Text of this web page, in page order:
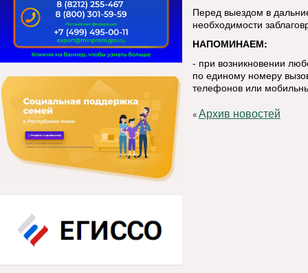
Перед выездом в
необходимости
НАПОМИНАЕМ:
- при возникновении
по единому номеру
телефонов или
«Архив новостей